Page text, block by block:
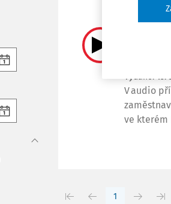
Může
Vydáno:15.
V audio
ve kterém
1